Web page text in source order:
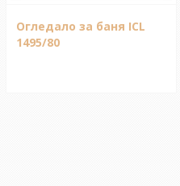
Огледало за баня ICL
1495/80